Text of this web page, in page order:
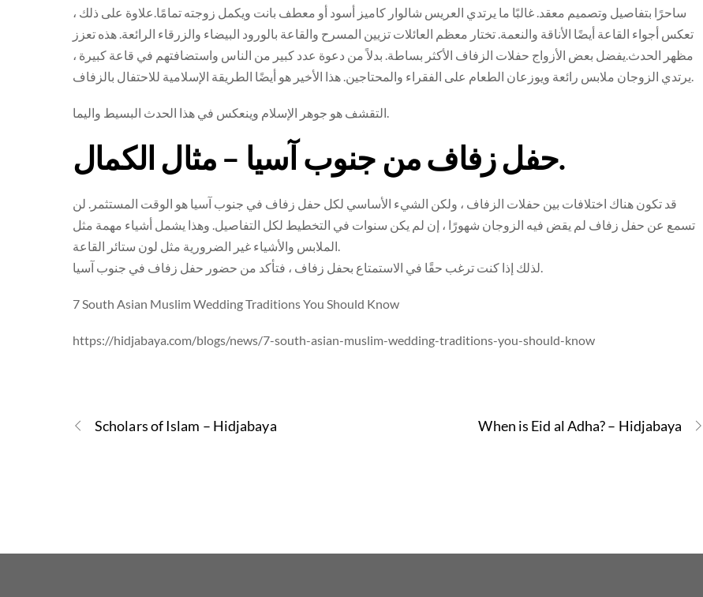
ساحرًا بتفاصيل وتصميم معقد. غالبًا ما يرتدي العريس شالوار كاميز أسود أو معطف بانت ويكمل زوجته تمامًا.علاوة على ذلك ،
تعكس أجواء القاعة أيضًا الأناقة والنعمة. تختار معظم العائلات تزيين المسرح والقاعة بالورود البيضاء والزرقاء الرائعة. هذه تعزز
مظهر الحدث.يفضل بعض الأزواج حفلات الزفاف الأكثر بساطة. بدلاً من دعوة عدد كبير من الناس واستضافتهم في قاعة كبيرة ،
يرتدي الزوجان ملابس رائعة ويوزعان الطعام على الفقراء والمحتاجين. هذا الأخير هو أيضًا الطريقة الإسلامية للاحتفال بالزفاف.
التقشف هو جوهر الإسلام وينعكس في هذا الحدث البسيط واليما.
حفل زفاف من جنوب آسيا – مثال الكمال.
قد تكون هناك اختلافات بين حفلات الزفاف ، ولكن الشيء الأساسي لكل حفل زفاف في جنوب آسيا هو الوقت المستثمر. لن
تسمع عن حفل زفاف لم يقض فيه الزوجان شهورًا ، إن لم يكن سنوات في التخطيط لكل التفاصيل. وهذا يشمل أشياء مهمة مثل
7 South Asian Muslim Wedding Traditions You Should Know
https://hidjabaya.com/blogs/news/7-south-asian-muslim-wedding-traditions-you-should-know
Scholars of Islam – Hidjabaya When is Eid al Adha? – Hidjabaya